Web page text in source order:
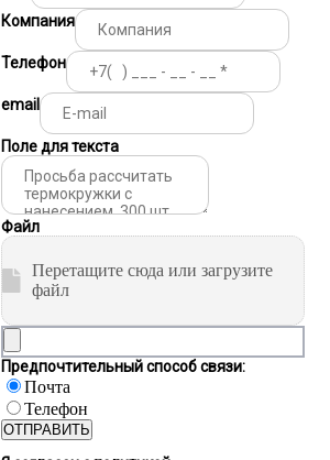
Компания
Телефон
email
Поле для текста
Файл
Перетащите сюда или загрузите
файл
Предпочтительный способ связи:
Почта
Телефон
ОТПРАВИТЬ